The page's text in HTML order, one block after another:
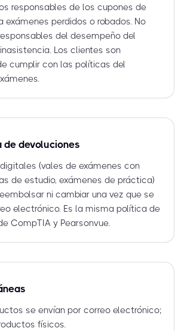
responsables de los cupones de
exámenes perdidos o robados. No
del desempeño del
Los clientes son
cumplir con las políticas del
de devoluciones
(vales de exámenes con
de estudio, exámenes de práctica)
ni cambiar una vez que se
electrónico. Es la misma política de
CompTIA y Pearsonvue.
se envían por correo electrónico;
físicos.